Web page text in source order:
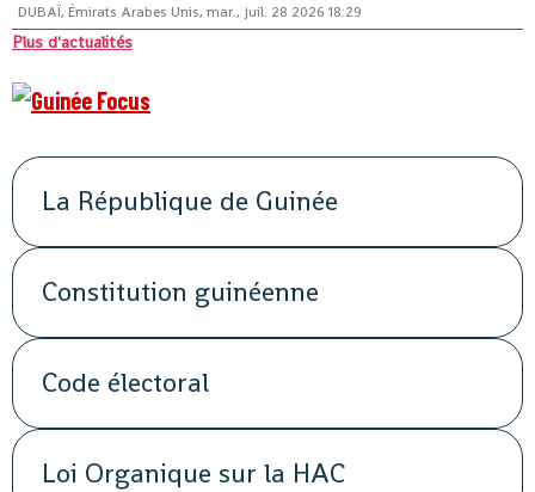
DUBAÏ, Émirats Arabes Unis, mar., juil. 28 2026 18:29
Plus d'actualités
La République de Guinée
Constitution guinéenne
Code électoral
Loi Organique sur la HAC